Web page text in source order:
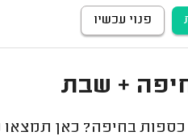
פנוי עכשיו
+ שבת
בחיפה? כאן